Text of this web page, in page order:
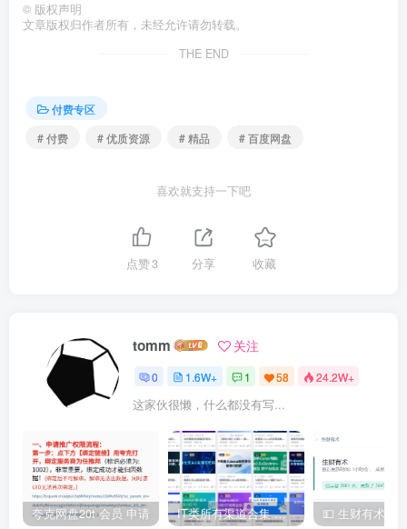
© 版权声明
文章版权归作者所有，未经允许请勿转载。
THE END
付费专区
# 付费
# 优质资源 # 精品 # 百度网盘
喜欢就支持一下吧
点赞3 分享 收藏
tomm 关注
0 1.6W+ 1 58 24.2W+
这家伙很懒，什么都没有写...
夸克网盘20t 会员 申请 IT类所有渠道合集 持续日更，目前近四千多条资源 年费用户微信私信获取权限